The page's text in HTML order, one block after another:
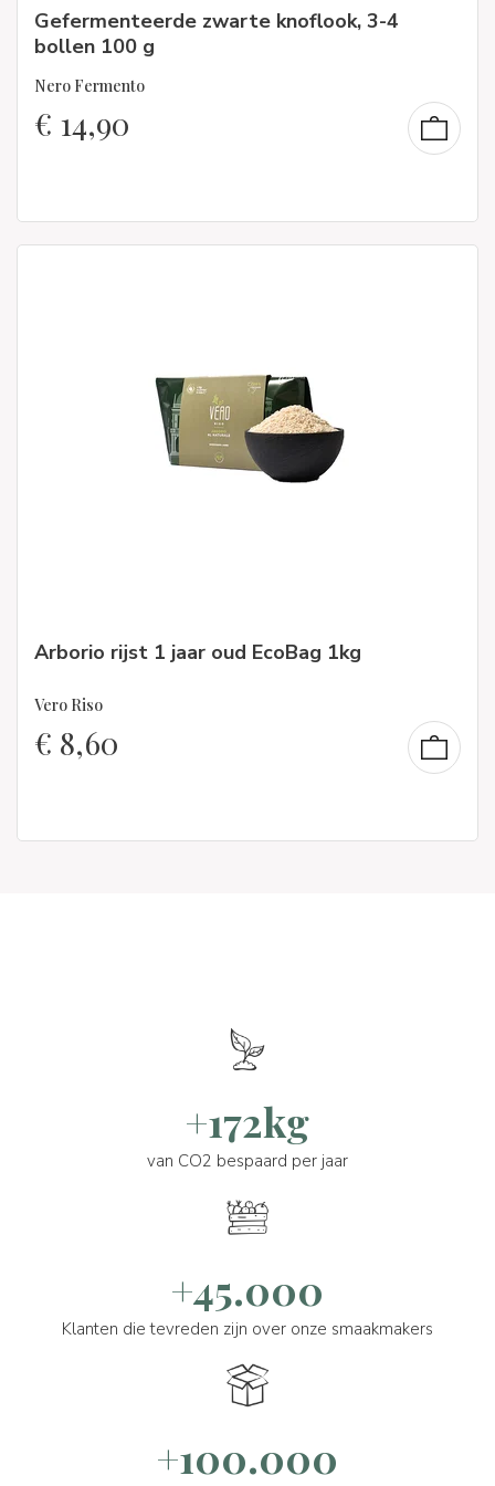
Gefermenteerde zwarte knoflook, 3-4
bollen 100 g
Nero Fermento
€ 14,90
Arborio rijst 1 jaar oud EcoBag 1kg
Vero Riso
€ 8,60
+172kg
van CO2 bespaard per jaar
+45.000
Klanten die tevreden zijn over onze smaakmakers
+100.000